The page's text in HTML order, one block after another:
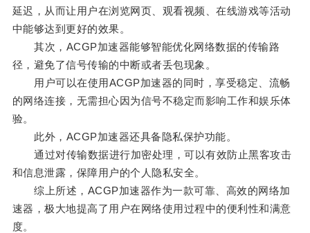
延迟，从而让用户在浏览网页、观看视频、在线游戏等活动
中能够达到更好的效果。
其次，ACGP加速器能够智能优化网络数据的传输路
径，避免了信号传输的中断或者丢包现象。
用户可以在使用ACGP加速器的同时，享受稳定、流畅
的网络连接，无需担心因为信号不稳定而影响工作和娱乐体
验。
此外，ACGP加速器还具备隐私保护功能。
通过对传输数据进行加密处理，可以有效防止黑客攻击
和信息泄露，保障用户的个人隐私安全。
综上所述，ACGP加速器作为一款可靠、高效的网络加
速器，极大地提高了用户在网络使用过程中的便利性和满意
度。